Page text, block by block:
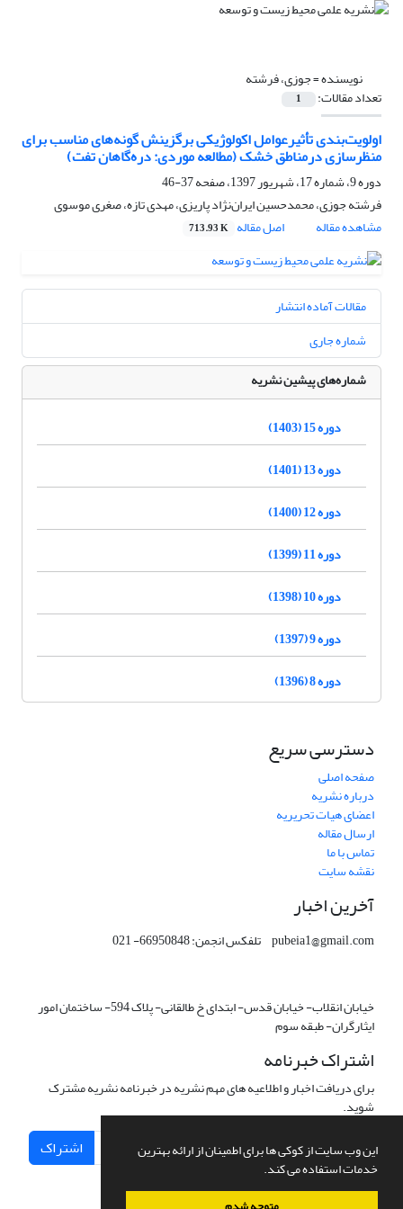
این وب سایت از کوکی ها برای اطمینان از ارائه بهترین
خدمات استفاده می کند.
نویسنده =جوزی، فرشته
تعداد مقالات: 1
اولویت‌بندی تأثیرعوامل اکولوژیکی برگزینش گونه‌های مناسب برای
منظرسازی درمناطق خشک (مطالعه موردی: دره‌گاهان تفت)
دوره 9، شماره 17، شهریور 1397، صفحه
37-46
فرشته جوزی، محمدحسین ایران‌نژاد پاریزی، مهدی تازه، صغری موسوی
مشاهده مقاله
اصل مقاله 713.93 K
مقالات آماده انتشار
شماره جاری
شماره‌های پیشین نشریه
دوره 15 (1403)
دوره 13 (1401)
دوره 12 (1400)
دوره 11 (1399)
دوره 10 (1398)
دوره 9 (1397)
دوره 8 (1396)
دسترسی سریع
صفحه اصلی
درباره نشریه
اعضای هیات تحریریه
ارسال مقاله
تماس با ما
نقشه سایت
آخرین اخبار
pubeia1@gmail.com تلفکس انجمن: 66950848- 021
خیابان انقلاب- خیابان قدس- ابتدای خ طالقانی- پلاک 594- ساختمان امور
ایثارگران- طبقه سوم
اشتراک خبرنامه
برای دریافت اخبار و اطلاعیه های مهم نشریه در خبرنامه نشریه مشترک
شوید.
اشتراک